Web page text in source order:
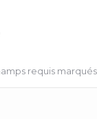
requis